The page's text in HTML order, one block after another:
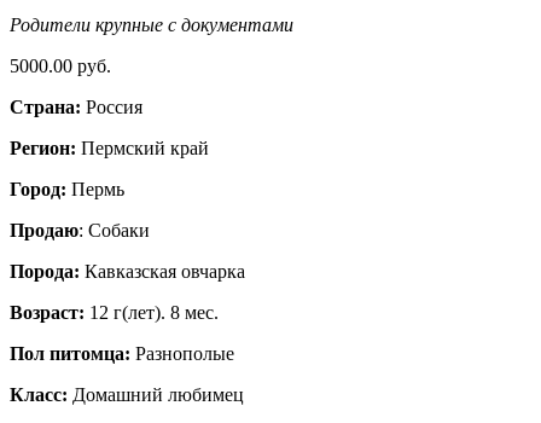
Родители крупные с документами
5000.00 руб.
Страна: Россия
Регион: Пермский край
Город: Пермь
Продаю: Собаки
Порода: Кавказская овчарка
Возраст: 12 г(лет). 8 мес.
Пол питомца: Разнополые
Класс: Домашний любимец